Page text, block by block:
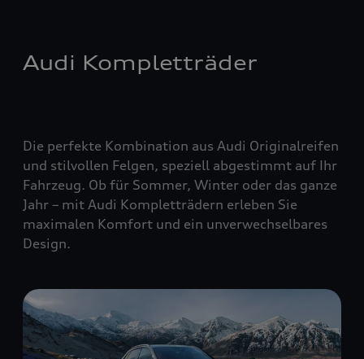
Audi Kompletträder
Die perfekte Kombination aus Audi Originalreifen
und stilvollen Felgen, speziell abgestimmt auf Ihr
Fahrzeug. Ob für Sommer, Winter oder das ganze
Jahr – mit Audi Kompletträdern erleben Sie
maximalen Komfort und ein unverwechselbares
Design.